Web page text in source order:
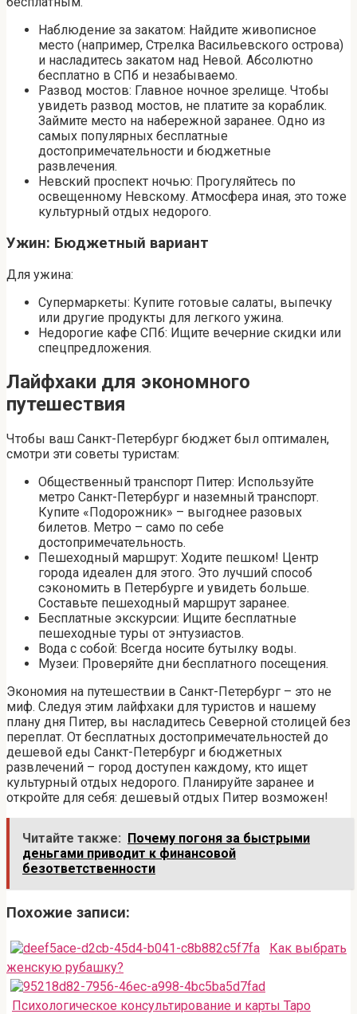
Наблюдение за закатом: Найдите живописное
место (например, Стрелка Васильевского острова)
и насладитесь закатом над Невой. Абсолютно
бесплатно в СПб и незабываемо.
Развод мостов: Главное ночное зрелище. Чтобы
увидеть развод мостов, не платите за кораблик.
Займите место на набережной заранее. Одно из
самых популярных бесплатные
достопримечательности и бюджетные
развлечения.
Невский проспект ночью: Прогуляйтесь по
освещенному Невскому. Атмосфера иная, это тоже
культурный отдых недорого.
Ужин: Бюджетный вариант
Для ужина:
Супермаркеты: Купите готовые салаты, выпечку
или другие продукты для легкого ужина.
Недорогие кафе СПб: Ищите вечерние скидки или
спецпредложения.
Лайфхаки для экономного
путешествия
Чтобы ваш Санкт-Петербург бюджет был оптимален,
смотри эти советы туристам:
Общественный транспорт Питер: Используйте
метро Санкт-Петербург и наземный транспорт.
Купите «Подорожник» – выгоднее разовых
билетов. Метро – само по себе
достопримечательность.
Пешеходный маршрут: Ходите пешком! Центр
города идеален для этого. Это лучший способ
сэкономить в Петербурге и увидеть больше.
Составьте пешеходный маршрут заранее.
Бесплатные экскурсии: Ищите бесплатные
пешеходные туры от энтузиастов.
Вода с собой: Всегда носите бутылку воды.
Музеи: Проверяйте дни бесплатного посещения.
Экономия на путешествии в Санкт-Петербург – это не
миф. Следуя этим лайфхаки для туристов и нашему
плану дня Питер, вы насладитесь Северной столицей без
переплат. От бесплатных достопримечательностей до
дешевой еды Санкт-Петербург и бюджетных
развлечений – город доступен каждому, кто ищет
культурный отдых недорого. Планируйте заранее и
откройте для себя: дешевый отдых Питер возможен!
Читайте также:
Почему погоня за быстрыми
деньгами приводит к финансовой
безответственности
Похожие записи:
Как выбрать
женскую рубашку?
Психологическое консультирование и карты Таро